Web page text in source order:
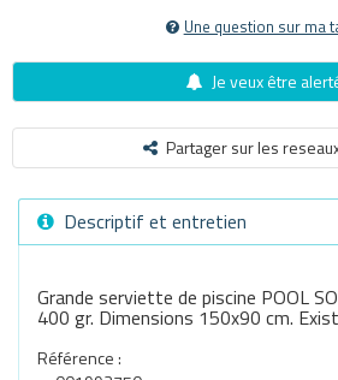
Une question sur ma
Je veux être
Partager sur les
Descriptif et entretien
Grande serviette de piscine POOL
400 gr. Dimensions 150x90 cm.
Référence :